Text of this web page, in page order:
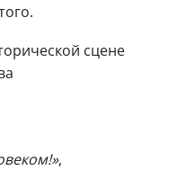
сцене
,